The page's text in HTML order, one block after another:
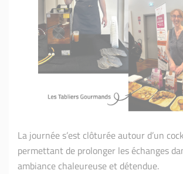
La journée s’est clôturée autour d’un
permettant de prolonger les échanges
ambiance chaleureuse et détendue.